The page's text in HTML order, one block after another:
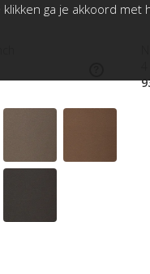
klikken ga je akkoord